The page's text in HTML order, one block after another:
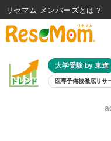
大学受験 by 東進
医専予備校徹底リサ
8月開
リセマム メンバーズ